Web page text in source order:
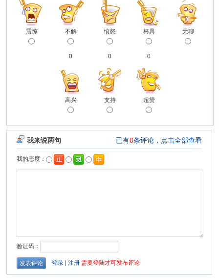
震惊 不解 愤怒 杯具 无聊
0
高兴
0
支持
0
超赞